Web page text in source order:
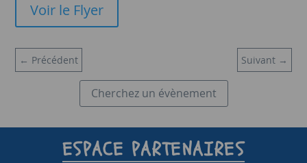
Voir le Flyer
← Précédent Suivant→
Cherchez un évènement
ESPACE PARTENAIRES